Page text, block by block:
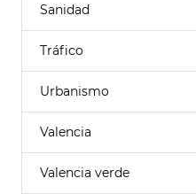
Sanidad
Tráfico
Urbanismo
Valencia
Valencia verde